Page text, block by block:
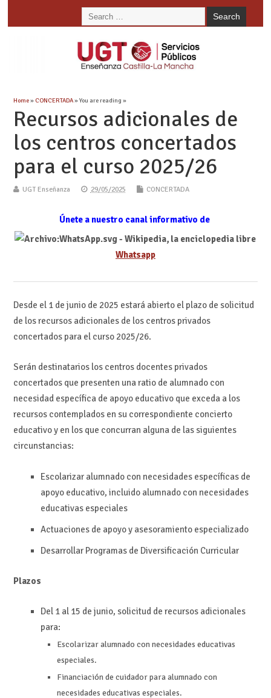
Home» CONCERTADA» You are reading »
Recursos adicionales de
los centros concertados
para el curso 2025/26
UGT Enseñanza 29/05/2025 CONCERTADA
Únete a nuestro canal informativo de
Whatsapp
Desde el 1 de junio de 2025 estará abierto el plazo de solicitud
de los recursos adicionales de los centros privados
concertados para el curso 2025/26.
Serán destinatarios los centros docentes privados
concertados que presenten una ratio de alumnado con
necesidad específica de apoyo educativo que exceda a los
recursos contemplados en su correspondiente concierto
educativo y en los que concurran alguna de las siguientes
circunstancias:
Escolarizar alumnado con necesidades específicas de
apoyo educativo, incluido alumnado con necesidades
educativas especiales
Actuaciones de apoyo y asesoramiento especializado
Desarrollar Programas de Diversificación Curricular
Plazos
Del 1 al 15 de junio, solicitud de recursos adicionales
para:
Escolarizar alumnado con necesidades educativas
especiales.
Financiación de cuidador para alumnado con
necesidades educativas especiales.